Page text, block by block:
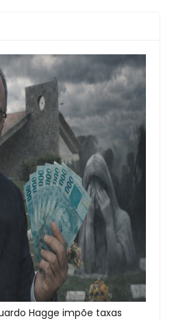
Hagge impõe taxas